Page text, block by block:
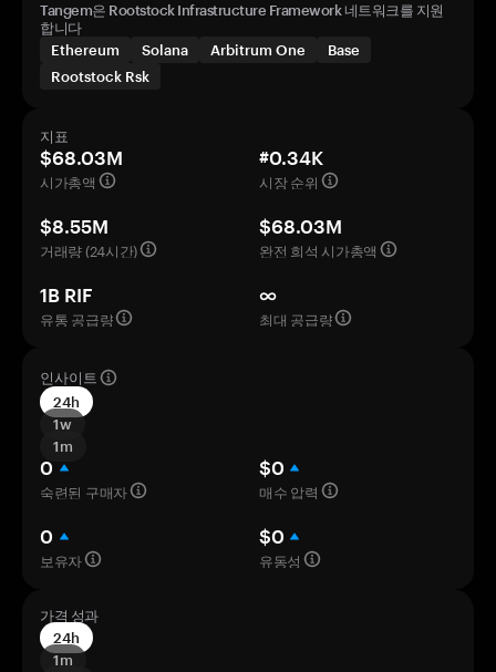
Tangem은 Rootstock Infrastructure Framework 네트워크를 지원
합니다
Ethereum
Solana Arbitrum One
Base
Rootstock Rsk
지표
$68.03M
시가총액
#0.34K
시장 순위
$8.55M
거래량 (24시간)
$68.03M
완전 희석 시가총액
1B RIF
유통 공급량
∞
최대 공급량
인사이트
24h
1w
1m
0
숙련된 구매자
$0
매수 압력
0
보유자
$0
유동성
가격 성과
24h
1m